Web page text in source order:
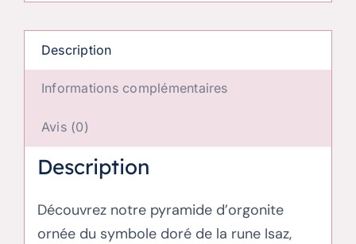
Description
Informations complémentaires
Avis (0)
Description
Découvrez notre pyramide d’orgonite
ornée du symbole doré de la rune Isaz,